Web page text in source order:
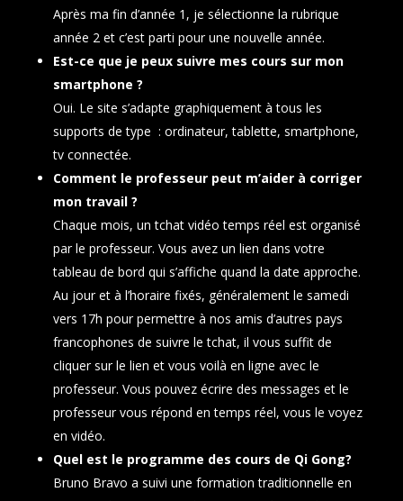
Après ma fin d’année 1, je sélectionne la rubrique
année 2 et c’est parti pour une nouvelle année.
Est-ce que je peux suivre mes cours sur mon
smartphone ?
Oui. Le site s’adapte graphiquement à tous les
supports de type : ordinateur, tablette, smartphone,
tv connectée.
Comment le professeur peut m’aider à corriger
mon travail ?
Chaque mois, un tchat vidéo temps réel est organisé
par le professeur. Vous avez un lien dans votre
tableau de bord qui s’affiche quand la date approche.
Au jour et à l’horaire fixés, généralement le samedi
vers 17h pour permettre à nos amis d’autres pays
francophones de suivre le tchat, il vous suffit de
cliquer sur le lien et vous voilà en ligne avec le
professeur. Vous pouvez écrire des messages et le
professeur vous répond en temps réel, vous le voyez
en vidéo.
Quel est le programme des cours de Qi Gong?
Bruno Bravo a suivi une formation traditionnelle en